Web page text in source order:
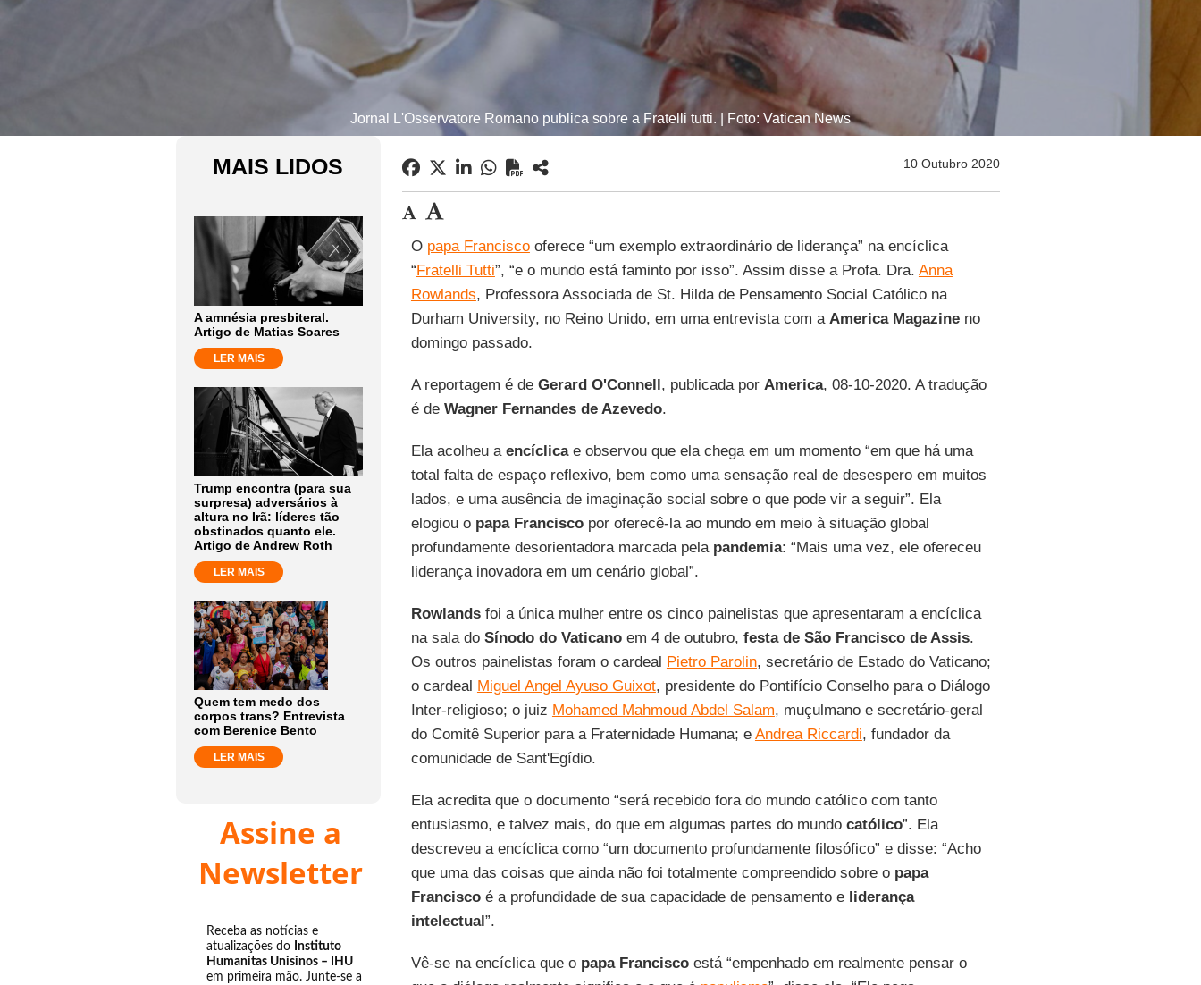
Jornal L'Osservatore Romano publica sobre a Fratelli tutti. | Foto: Vatican News
MAIS LIDOS
A amnésia presbiteral.
Artigo de Matias Soares
LER MAIS
Trump encontra (para sua
surpresa) adversários à
altura no Irã: líderes tão
obstinados quanto ele.
Artigo de Andrew Roth
LER MAIS
Quem tem medo dos
corpos trans? Entrevista
com Berenice Bento
LER MAIS
Assine a
Newsletter
Receba as notícias e
atualizações do Instituto
Humanitas Unisinos – IHU
em primeira mão. Junte-se a
10 Outubro 2020
O papa Franciscooferece “um exemplo extraordinário de liderança” na encíclica
“Fratelli Tutti”, “e o mundo está faminto por isso”. Assim disse a Profa. Dra. Anna
Rowlands, Professora Associada de St. Hilda de Pensamento Social Católico na
Durham University, no Reino Unido, em uma entrevista com a America Magazineno
domingo passado.
A reportagem é deGerard O'Connell, publicada por America, 08-10-2020. A tradução
é de Wagner Fernandes de Azevedo.
Ela acolheu a encíclicae observou que ela chega em um momento “em que há uma
total falta de espaço reflexivo, bem como uma sensação real de desespero em muitos
lados, e uma ausência de imaginação social sobre o que pode vir a seguir”. Ela
elogiou o papa Franciscopor oferecê-la ao mundo em meio à situação global
profundamente desorientadora marcada pela pandemia: “Mais uma vez, ele ofereceu
liderança inovadora em um cenário global”.
Rowlandsfoi a única mulher entre os cinco painelistas que apresentaram a encíclica
na sala do Sínodo do Vaticanoem 4 de outubro, festa de São Francisco de Assis.
Os outros painelistas foram o cardeal Pietro Parolin, secretário de Estado do Vaticano;
o cardeal Miguel Angel Ayuso Guixot, presidente do Pontifício Conselho para o Diálogo
Inter-religioso; o juiz Mohamed Mahmoud Abdel Salam, muçulmano e secretário-geral
do Comitê Superior para a Fraternidade Humana; e Andrea Riccardi, fundador da
comunidade de Sant'Egídio.
Ela acredita que o documento “será recebido fora do mundo católico com tanto
entusiasmo, e talvez mais, do que em algumas partes do mundo católico”. Ela
descreveu a encíclica como “um documento profundamente filosófico” e disse: “Acho
que uma das coisas que ainda não foi totalmente compreendido sobre o papa
Franciscoé a profundidade de sua capacidade de pensamento e liderança
intelectual”.
Vê-se na encíclica que o papa Franciscoestá “empenhado em realmente pensar o